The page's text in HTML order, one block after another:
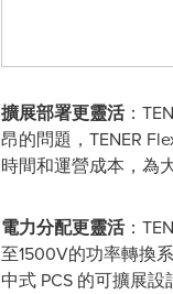
擴展部署更靈活：
昂的問題，TENER
時間和運營成本，為
電力分配更靈活：
至1500V的功率轉換
中式 PCS 的可擴展